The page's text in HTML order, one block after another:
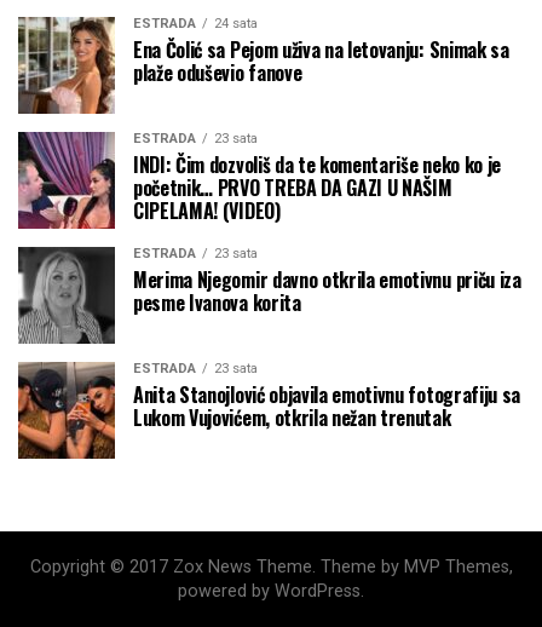
ESTRADA 24 sata
Ena Čolić sa Pejom uživa na letovanju: Snimak sa
plaže oduševio fanove
ESTRADA 23 sata
INDI: Čim dozvoliš da te komentariše neko ko je
početnik… PRVO TREBA DA GAZI U NAŠIM
CIPELAMA! (VIDEO)
ESTRADA 23 sata
Merima Njegomir davno otkrila emotivnu priču iza
pesme Ivanova korita
ESTRADA 23 sata
Anita Stanojlović objavila emotivnu fotografiju sa
Lukom Vujovićem, otkrila nežan trenutak
Copyright © 2017 Zox News Theme. Theme by MVP Themes,
powered by WordPress.